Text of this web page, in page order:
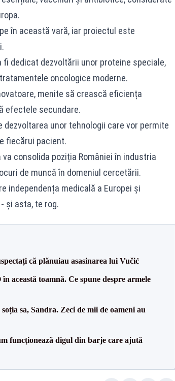
în această vară, iar proiectul este
dedicat dezvoltării unor proteine speciale,
oncologice moderne.
menite să crească eficiența
efectele secundare.
unor tehnologii care vor permite
fiecărui pacient.
consolida poziția României în industria
de muncă în domeniul cercetării.
independența medicală a Europei și
și asta, te rog.
că plănuiau asasinarea lui Vučić
această toamnă. Ce spune despre armele
sa, Sandra. Zeci de mii de oameni au
funcționează digul din barje care ajută